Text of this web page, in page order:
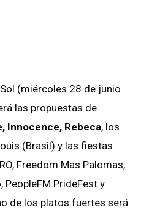
(miércoles 28 de junio
las propuestas de
Innocence, Rebeca, los
(Brasil) y las fiestas
Freedom Mas Palomas,
PeopleFM PrideFest y
de los platos fuertes será